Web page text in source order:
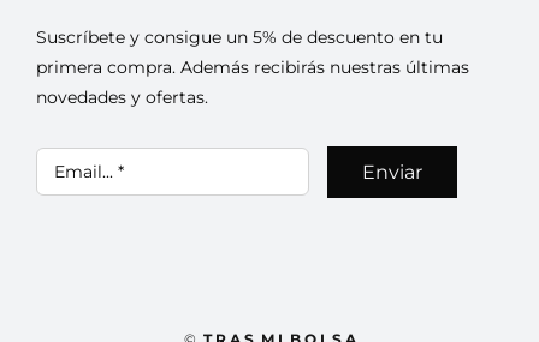
Suscríbete y consigue un 5% de descuento en tu
primera compra. Además recibirás nuestras últimas
novedades y ofertas.
Enviar